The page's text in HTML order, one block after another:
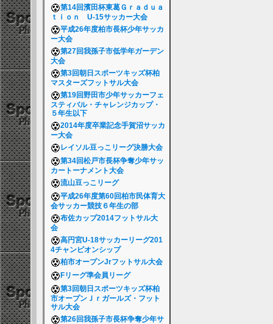
第14回濱田杯東葛Ｇｒａｄｕａ
ｔｉｏｎ U-15サッカー大会
平成26年度柏市長杯少年サッカ
ー大会
第27回我孫子市低学年ガーデン
大会
第3回朝日スポーツキッズ杯柏
マスターズフットサル大会
第19回野田市少年サッカーフェ
スティバル・チャレンジカップ・
５年生以下
2014年度卒業記念手賀沼サッカ
ー大会
レイソル豆っこリーグ決勝大会
第34回松戸市長杯争奪少年サッ
カートーナメント大会
流山豆っこリーグ
平成26年度第60回柏市民体育大
会サッカー競技６年生の部
布佐カップ2014フットサル大
会
高円宮U-18サッカーリーグ201
4チャンピオンシップ
柏市オープンJrフットサル大会
Fリーグ準会員リーグ
第3回朝日スポーツキッズ杯柏
市オープンＪｒガールズ・フット
サル大会
第26回我孫子市長杯争奪少年サ